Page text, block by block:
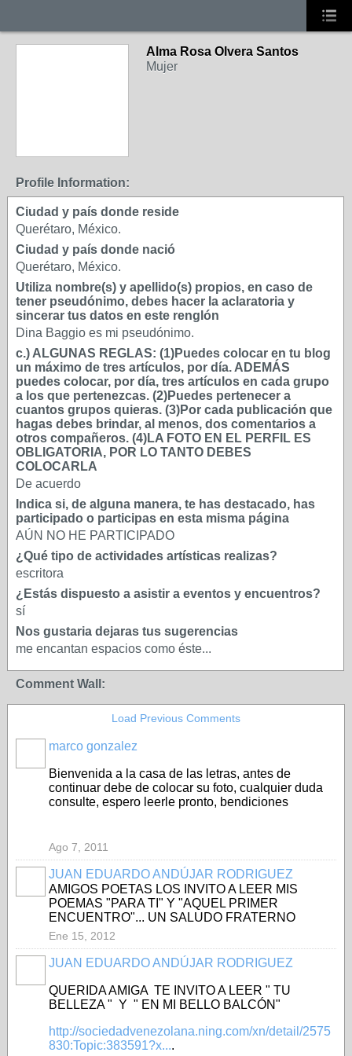
Alma Rosa Olvera Santos
Mujer
Profile Information:
Ciudad y país donde reside
Querétaro, México.
Ciudad y país donde nació
Querétaro, México.
Utiliza nombre(s) y apellido(s) propios, en caso de
tener pseudónimo, debes hacer la aclaratoria y
sincerar tus datos en este renglón
Dina Baggio es mi pseudónimo.
c.) ALGUNAS REGLAS: (1)Puedes colocar en tu blog
un máximo de tres artículos, por día. ADEMÁS
puedes colocar, por día, tres artículos en cada grupo
a los que pertenezcas. (2)Puedes pertenecer a
cuantos grupos quieras. (3)Por cada publicación que
hagas debes brindar, al menos, dos comentarios a
otros compañeros. (4)LA FOTO EN EL PERFIL ES
OBLIGATORIA, POR LO TANTO DEBES
COLOCARLA
De acuerdo
Indica si, de alguna manera, te has destacado, has
participado o participas en esta misma página
AÚN NO HE PARTICIPADO
¿Qué tipo de actividades artísticas realizas?
escritora
¿Estás dispuesto a asistir a eventos y encuentros?
sí
Nos gustaria dejaras tus sugerencias
me encantan espacios como éste...
Comment Wall:
Load Previous Comments
marco gonzalez
Bienvenida a la casa de las letras, antes de
continuar debe de colocar su foto, cualquier duda
consulte, espero leerle pronto, bendiciones
Ago 7, 2011
JUAN EDUARDO ANDÚJAR RODRIGUEZ
AMIGOS POETAS LOS INVITO A LEER MIS
POEMAS "PARA TI" Y "AQUEL PRIMER
ENCUENTRO"... UN SALUDO FRATERNO
Ene 15, 2012
JUAN EDUARDO ANDÚJAR RODRIGUEZ
QUERIDA AMIGA TE INVITO A LEER " TU
BELLEZA " Y " EN MI BELLO BALCÓN"
http://sociedadvenezolana.ning.com/xn/detail/2575
830:Topic:383591?x....